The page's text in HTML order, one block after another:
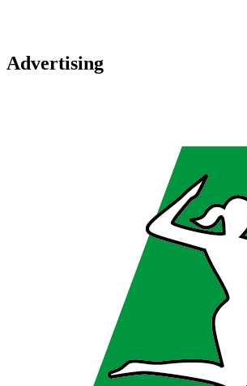
Advertising